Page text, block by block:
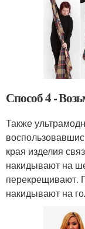
Способ 4 -
Также
края изделия
накидывают на
перекрещивают.
накидывают на